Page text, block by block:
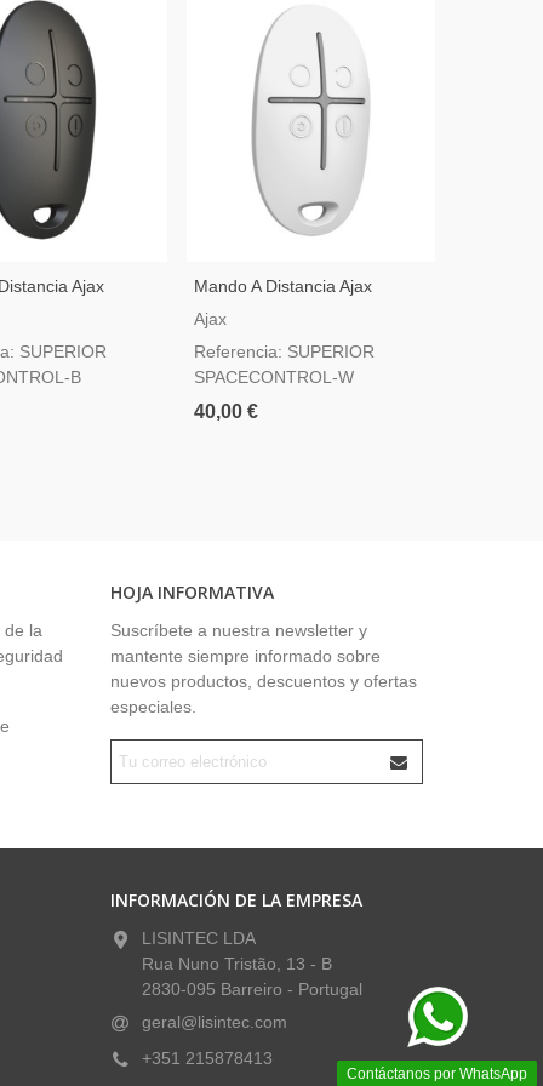
Ajax
2
SUPERIOR
B
Mando A Distancia Ajax
Superior SpaceControl
Pánico Grado 2
Ajax
Referencia: SUPERIOR
SPACECONTROL-W
40,00 €
de la
HOJA INFORMATIVA
Suscríbete a nuestra newsletter y
mantente siempre informado sobre
nuevos productos, descuentos y ofertas
especiales.
Contáctanos por WhatsApp
INFORMACIÓN DE LA EMPRESA
LISINTEC LDA
Rua Nuno Tristão, 13 - B
2830-095 Barreiro - Portugal
geral@lisintec.com
+351 215878413